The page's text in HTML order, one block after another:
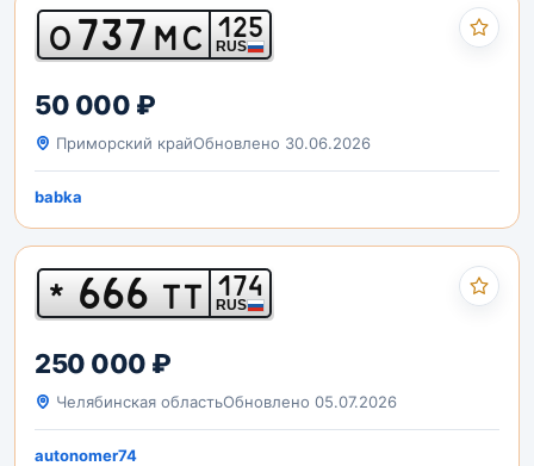
О737МС 125
RUS
50 000 ₽
Приморский крайОбновлено 30.06.2026
babka
* 666 ТТ 174
RUS
250 000 ₽
Челябинская областьОбновлено 05.07.2026
autonomer74